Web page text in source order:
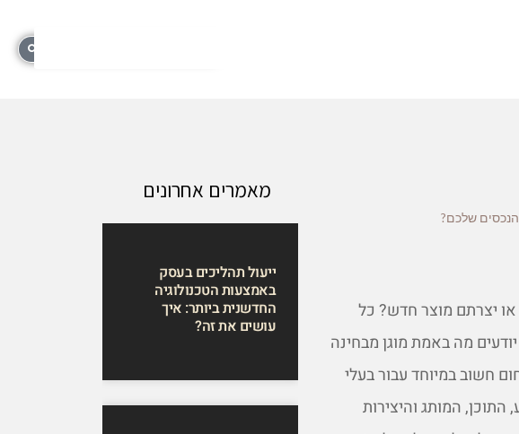
הנכסים שלכם?
או יצרתם מוצר חדש? כל
מה באמת מוגן מבחינה
חשוב במיוחד עבור בעלי
המותג והיצירות
מאמרים אחרונים
ייעול תהליכים בעסק
באמצעות הטכנולוגיה
החדשנית ביותר: איך
עושים את זה?